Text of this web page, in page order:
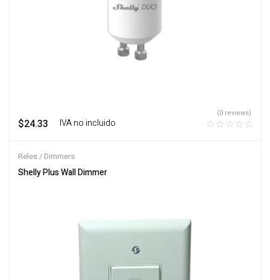
$24.33 ‎ ‎ ‎ IVA no incluido
(0 reviews)
Reles / Dimmers
Shelly Plus Wall Dimmer